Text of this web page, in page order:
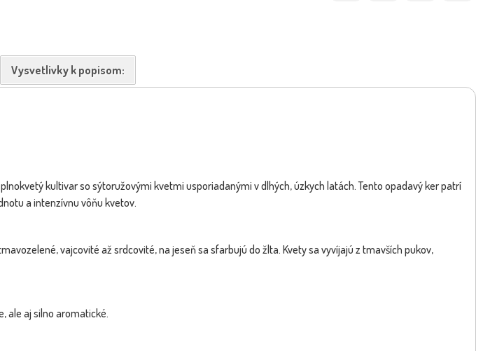
´BURGUND´ - na
26.50 €
NOVINKA
Céder atlantský - Cedrus atlantica
Daphne 'Perfume Princess
Vysvetlivky k popisom:
kultivar so sýtoružovými kvetmi usporiadanými v dlhých, úzkych latách. Tento opadavý ker patrí
a intenzívnu vôňu kvetov.
vajcovité až srdcovité, na jeseň sa sfarbujú do žlta. Kvety sa vyvíjajú z tmavších pukov,
ale aj silno aromatické.